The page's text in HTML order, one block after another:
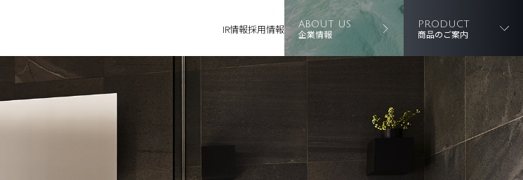
IR情報採用情報 ABOUT US
企業情報
PRODUCT
商品のご案内